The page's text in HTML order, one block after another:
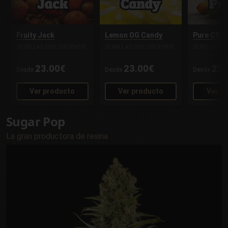
Fruity Jack
Desde 23.00€
Ver producto
Lemon OG Candy
Desde 23.00€
Ver producto
Pure CBD
Desde
Sugar Pop
La gran productora de resina